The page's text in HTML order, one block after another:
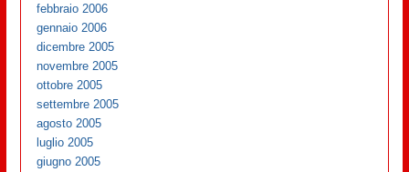
febbraio 2006
gennaio 2006
dicembre 2005
novembre 2005
ottobre 2005
settembre 2005
agosto 2005
luglio 2005
giugno 2005